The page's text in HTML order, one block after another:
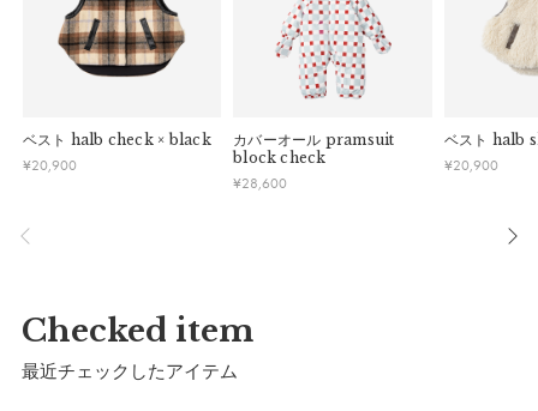
ベスト halb check × black
¥20,900
カバーオール pramsuit
block check
¥28,600
ベスト halb
¥20,900
Checked item
最近チェックしたアイテム